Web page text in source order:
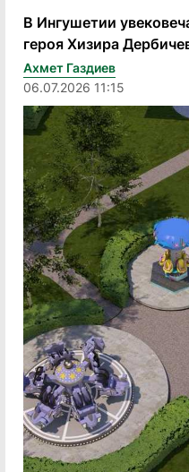
В Ингушетии
героя Хизира
Ахмет Газдиев
06.07.2026 11:15